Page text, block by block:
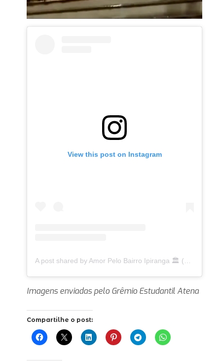
View this post on Instagram
Imagens enviadas pelo Grêmio Estudantil Atena
Compartilhe o post: